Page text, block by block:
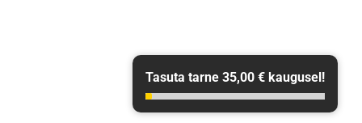
Tasuta tarne 35,00 € kaugusel!